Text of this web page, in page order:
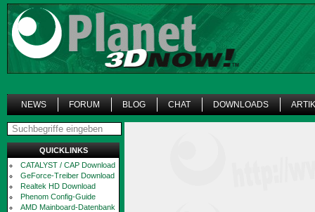
NEWS FORUM BLOG CHAT DOWNLOADS
QUICKLINKS
CATALYST / CAP Download
GeForce-Treiber Download
Realtek HD Download
Phenom Config-Guide
AMD Mainboard-Datenbank